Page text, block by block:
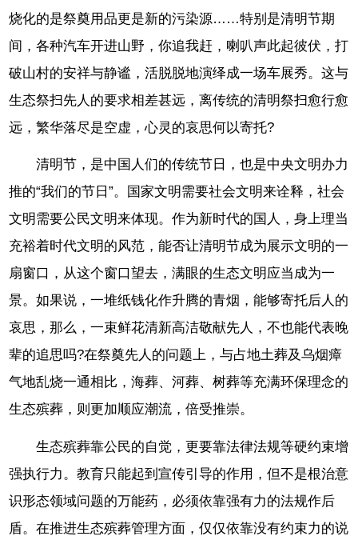
烧化的是祭奠用品更是新的污染源……特别是清明节期
间，各种汽车开进山野，你追我赶，喇叭声此起彼伏，打
破山村的安祥与静谧，活脱脱地演绎成一场车展秀。这与
生态祭扫先人的要求相差甚远，离传统的清明祭扫愈行愈
远，繁华落尽是空虚，心灵的哀思何以寄托?
清明节，是中国人们的传统节日，也是中央文明办力
推的“我们的节日”。国家文明需要社会文明来诠释，社会
文明需要公民文明来体现。作为新时代的国人，身上理当
充裕着时代文明的风范，能否让清明节成为展示文明的一
扇窗口，从这个窗口望去，满眼的生态文明应当成为一
景。如果说，一堆纸钱化作升腾的青烟，能够寄托后人的
哀思，那么，一束鲜花清新高洁敬献先人，不也能代表晚
辈的追思吗?在祭奠先人的问题上，与占地土葬及乌烟瘴
气地乱烧一通相比，海葬、河葬、树葬等充满环保理念的
生态殡葬，则更加顺应潮流，倍受推崇。
生态殡葬靠公民的自觉，更要靠法律法规等硬约束增
强执行力。教育只能起到宣传引导的作用，但不是根治意
识形态领域问题的万能药，必须依靠强有力的法规作后
盾。在推进生态殡葬管理方面，仅仅依靠没有约束力的说